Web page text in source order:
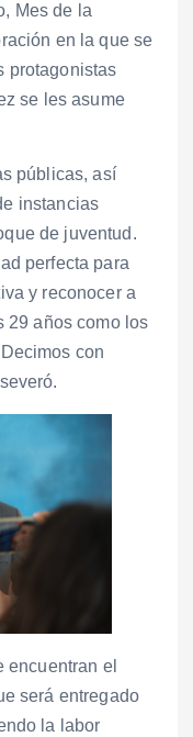
Mes de la
en la que se
protagonistas
se les asume
públicas, así
instancias
de juventud.
perfecta para
y reconocer a
29 años como los
con
encuentran el
será entregado
la labor